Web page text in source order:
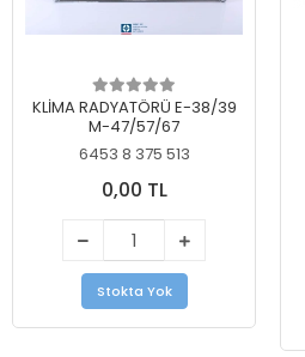
KLİMA RADYATÖRÜ E-38/39
M-47/57/67
6453 8 375 513
0,00 TL
Stokta Yok